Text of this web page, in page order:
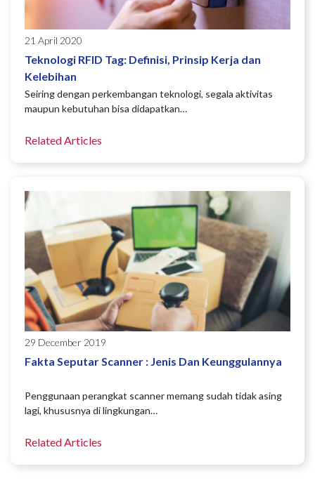
21 April 2020
Teknologi RFID Tag: Definisi, Prinsip Kerja dan
Kelebihan
Seiring dengan perkembangan teknologi, segala aktivitas
maupun kebutuhan bisa didapatkan…
Related Articles
29 December 2019
Fakta Seputar Scanner : Jenis Dan Keunggulannya
Penggunaan perangkat scanner memang sudah tidak asing
lagi, khususnya di lingkungan…
Related Articles